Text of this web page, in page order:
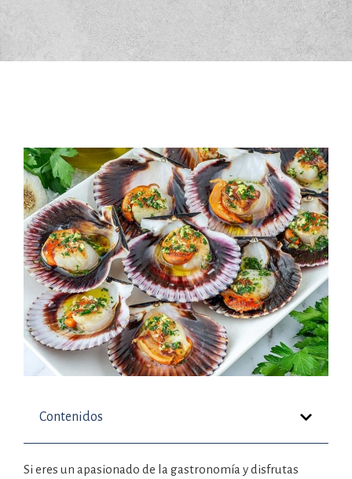
Contenidos
Si eres un apasionado de la gastronomía y disfrutas